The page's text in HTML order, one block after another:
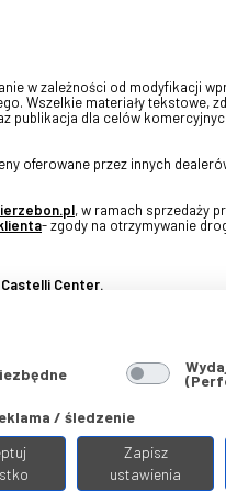
w zależności od modyfikacji
Wszelkie materiały tekstowe,
publikacja dla celów
oferowane przez innych
, w ramach sprzedaży
- zgody na otrzymywanie
Castelli Center.
/ śledzenie
Zapisz
ustawienia